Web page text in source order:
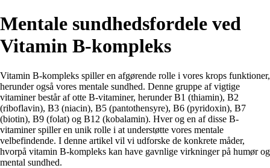
Mentale sundhedsfordele ved
Vitamin B-kompleks
Vitamin B-kompleks spiller en afgørende rolle i vores krops funktioner,
herunder også vores mentale sundhed. Denne gruppe af vigtige
vitaminer består af otte B-vitaminer, herunder B1 (thiamin), B2
(riboflavin), B3 (niacin), B5 (pantothensyre), B6 (pyridoxin), B7
(biotin), B9 (folat) og B12 (kobalamin). Hver og en af disse B-
vitaminer spiller en unik rolle i at understøtte vores mentale
velbefindende. I denne artikel vil vi udforske de konkrete måder,
hvorpå vitamin B-kompleks kan have gavnlige virkninger på humør og
mental sundhed.